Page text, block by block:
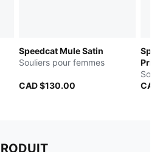
Speedcat Mule Satin
Souliers pour femmes
CAD $130.00
Print